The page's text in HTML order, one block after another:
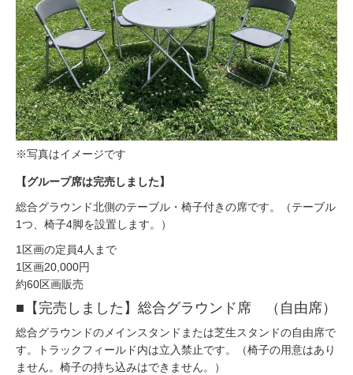
※写真はイメージです
【グループ席は完売しました】
総合グラウンド北側のテーブル・椅子付きの席です。（テーブル
1つ、椅子4脚を設置します。）
1区画の定員4人まで
1区画20,000円
約60区画販売
■【完売しました】総合グラウンド席 （自由席）
総合グラウンドのメインスタンドまたは芝生スタンドの自由席で
す。トラックフィールド内は立入禁止です。（椅子の用意はあり
ません。椅子の持ち込みはできません。）